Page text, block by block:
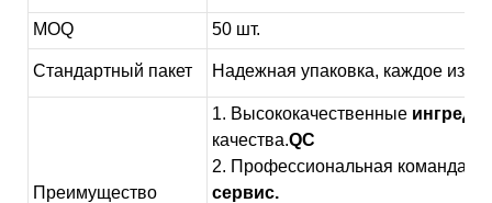
MOQ 50 шт.
Стандартный пакет Надежная упаковка, каждое
Преимущество
1. Высококачественные
качества.QC
2. Профессиональная команда
сервис.